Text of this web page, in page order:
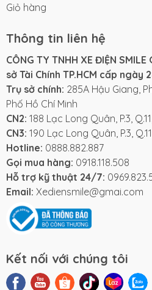
Giỏ hàng
Thông tin liên hệ
CÔNG TY TNHH XE ĐIỆN
sở Tài Chính TP.HCM cấp ngày
Trụ sở chính: 285A Hậu Giang,
Phố Hồ Chí Minh
CN2: 188 Lạc Long Quân, P.3,
CN3: 190 Lạc Long Quân, P.3,
Hotline: 0888.882.887
Gọi mua hàng: 0918.118.508
Hỗ trợ kỹ thuật 24/7:
Email: Xediensmile@gmai.com
Kết nối với chúng tôi